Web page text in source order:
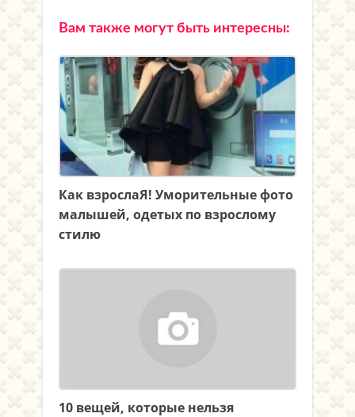
Вам также могут быть интересны:
Как взрослаЯ! Уморительные фото
малышей, одетых по взрослому
стилю
10 вещей, которые нельзя